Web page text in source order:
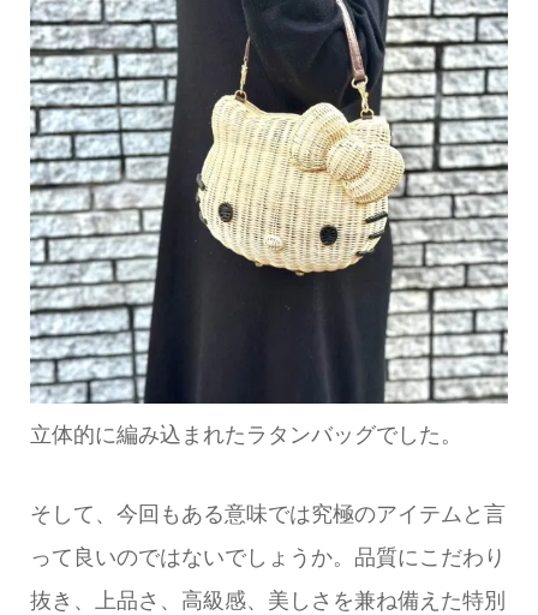
立体的に編み込まれたラタンバッグでした。
そして、今回もある意味では究極のアイテムと言
って良いのではないでしょうか。品質にこだわり
抜き、上品さ、高級感、美しさを兼ね備えた特別